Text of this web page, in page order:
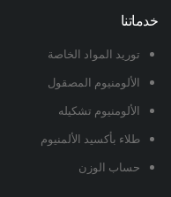
خدماتنا
توريد المواد الخاصة
الألومنيوم المصقول
الألومنيوم تشكيله
طلاء بأكسيد الألمنيوم
حساب الوزن